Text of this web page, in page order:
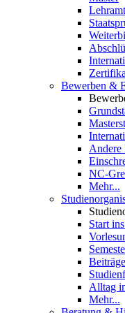
Lehramt
Bewerben &
Andere
NC-
Mehr...
Start
Alltag
Mehr...